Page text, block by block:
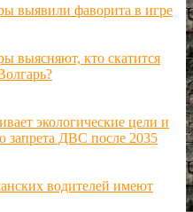
выявили фаворита в игре
выясняют, кто скатится
экологические цели и
запрета ДВС после 2035
водителей имеют